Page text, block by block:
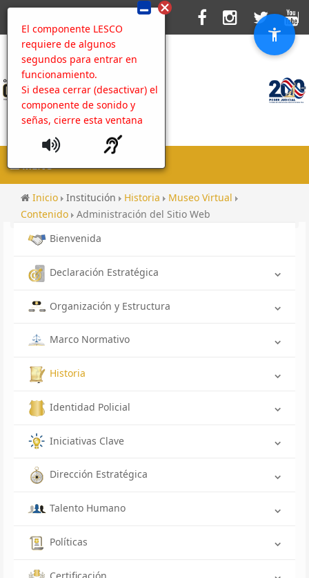
El componente LESCO
requiere de algunos
segundos para entrar en
funcionamiento.
Si desea cerrar (desactivar) el
componente de sonido y
señas, cierre esta ventana
MENU
Inicio Institución Historia
Museo Virtual
Contenido
Administración del Sitio Web
Bienvenida
Declaración Estratégica
Organización y Estructura
Marco Normativo
Historia
Identidad Policial
Iniciativas Clave
Dirección Estratégica
Talento Humano
Políticas
Certificación